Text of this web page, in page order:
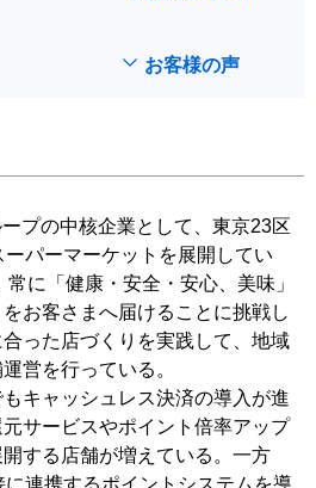
お客様の声
プの中核企業として、東京23区
パーマーケットを展開してい
に「健康・安全・安心、美味」
お客さまへ届けることに挑戦し
った店づくりを実践して、地域
営を行っている。
キャッシュレス決済の導入が進
サービスやポイント倍率アップ
する店舗が増えている。一方
連携するポイントシステムを導